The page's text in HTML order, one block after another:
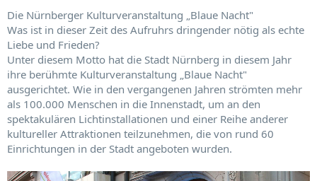
Die Nürnberger Kulturveranstaltung „Blaue Nacht"
Was ist in dieser Zeit des Aufruhrs dringender nötig als echte
Liebe und Frieden?
Unter diesem Motto hat die Stadt Nürnberg in diesem Jahr
ihre berühmte Kulturveranstaltung „Blaue Nacht"
ausgerichtet. Wie in den vergangenen Jahren strömten mehr
als 100.000 Menschen in die Innenstadt, um an den
spektakulären Lichtinstallationen und einer Reihe anderer
kultureller Attraktionen teilzunehmen, die von rund 60
Einrichtungen in der Stadt angeboten wurden.